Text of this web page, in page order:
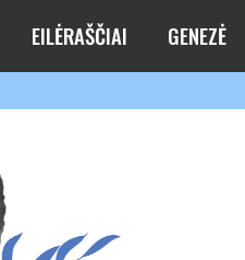
EILĖRAŠČIAI GENEZĖ